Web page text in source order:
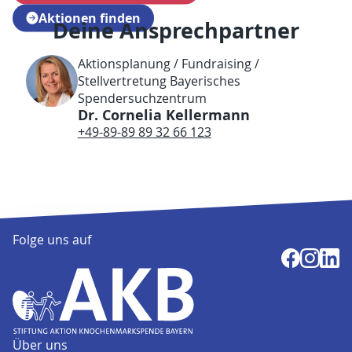
Aktionen finden
Deine Ansprechpartner
Aktionsplanung / Fundraising /
Stellvertretung Bayerisches
Spendersuchzentrum
Dr. Cornelia Kellermann
+49-89-89 89 32 66 123
Folge uns auf
Über uns